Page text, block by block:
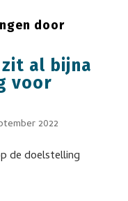
door
al bijna
voor
2022